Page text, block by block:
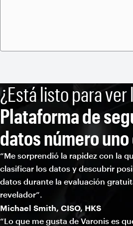
¿Está listo para ver
Plataforma de
datos número
“Me sorprendió la rapidez con la
clasificar los datos y descubrir
datos durante la evaluación
revelador”.
Michael Smith, CISO, HKS
“Lo que me gusta de Varonis es